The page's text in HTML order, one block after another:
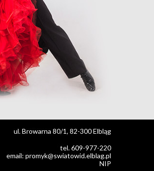
ul. Browarna 80/1, 82-300 Elbląg
tel. 609-977-220
email: promyk@swiatowid.elblag.pl
NIP